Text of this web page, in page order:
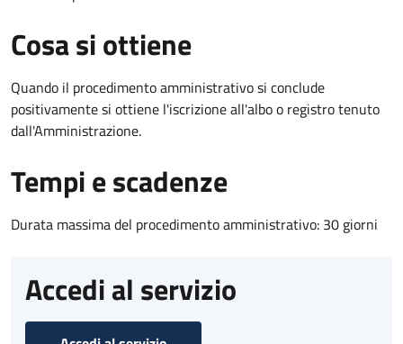
Cosa si ottiene
Quando il procedimento amministrativo si conclude
positivamente si ottiene l'iscrizione all'albo o registro tenuto
dall'Amministrazione.
Tempi e scadenze
Durata massima del procedimento amministrativo: 30 giorni
Accedi al servizio